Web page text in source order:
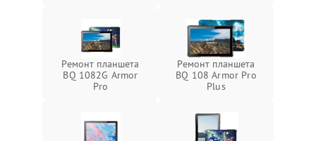
Ремонт планшета
BQ 1082G Armor
Pro
Ремонт планшета
BQ 108 Armor Pro
Plus